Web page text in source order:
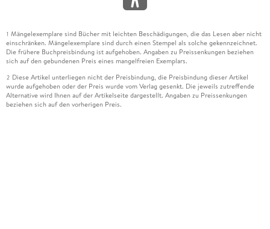
1 Mängelexemplare sind Bücher mit leichten Beschädigungen, die das Lesen aber nicht
einschränken. Mängelexemplare sind durch einen Stempel als solche gekennzeichnet.
Die frühere Buchpreisbindung ist aufgehoben. Angaben zu Preissenkungen beziehen
sich auf den gebundenen Preis eines mangelfreien Exemplars.
2 Diese Artikel unterliegen nicht der Preisbindung, die Preisbindung dieser Artikel
wurde aufgehoben oder der Preis wurde vom Verlag gesenkt. Die jeweils zutreffende
Alternative wird Ihnen auf der Artikelseite dargestellt. Angaben zu Preissenkungen
beziehen sich auf den vorherigen Preis.